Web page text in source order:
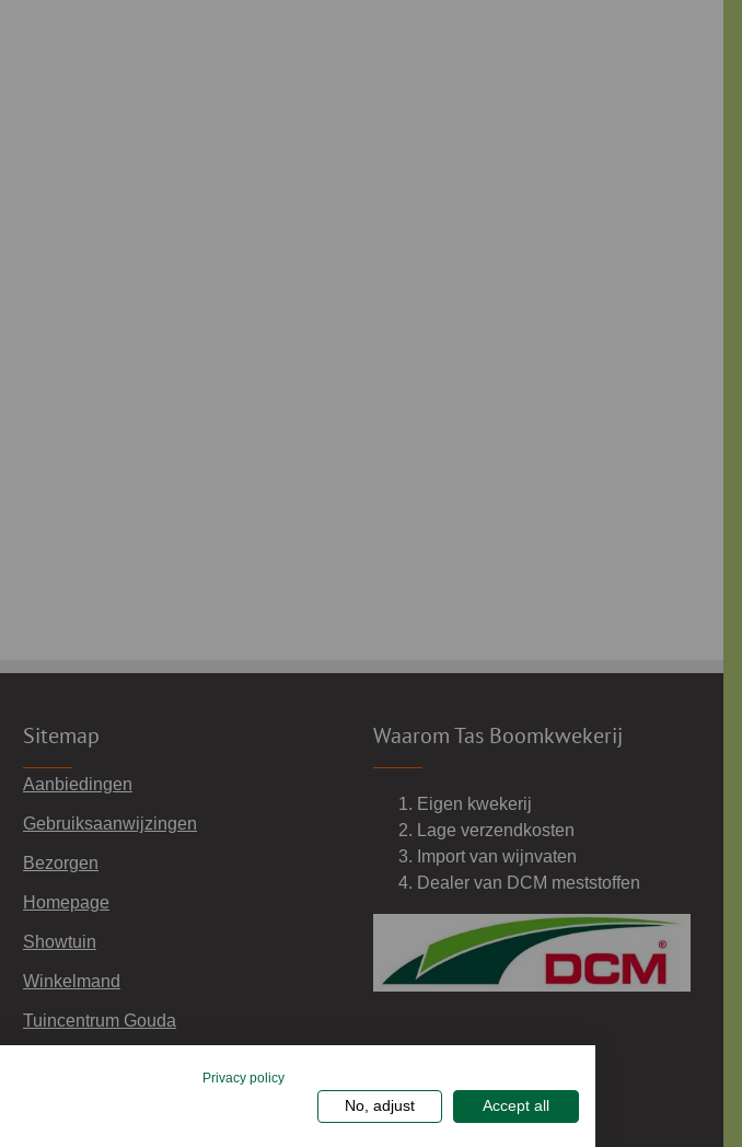
Sitemap
Aanbiedingen
Gebruiksaanwijzingen
Bezorgen
Homepage
Showtuin
Winkelmand
Tuincentrum Gouda
Waarom Tas Boomkwekerij
Eigen kwekerij
Lage verzendkosten
Import van wijnvaten
Dealer van DCM meststoffen
Privacy policy
No, adjust Accept all